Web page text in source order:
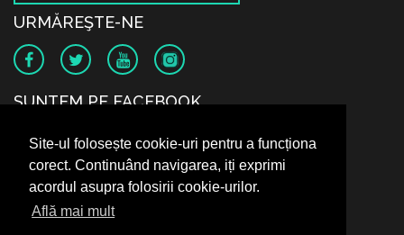
Site-ul folosește cookie-uri pentru a funcționa
corect. Continuând navigarea, iți exprimi
acordul asupra folosirii cookie-urilor.
Află mai mult
URMĂREŞTE-NE
SUNTEM PE FACEBOOK